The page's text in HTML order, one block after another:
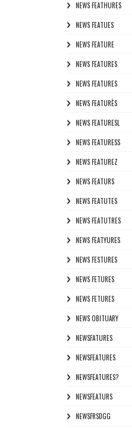
NEWS FEATHURES
NEWS FEATUES
NEWS FEATURE
NEWS FEATURES
NEWS FEATURES
NEWS FEATURÈS
NEWS FEATURESL
NEWS FEATURESS
NEWS FEATUREZ
NEWS FEATURS
NEWS FEATUTES
NEWS FEATUTRES
NEWS FEATYURES
NEWS FESTURES
NEWS FETURES
NEWS FETURES
NEWS OBITUARY
NEWSFATURES
NEWSFEATURES
NEWSFEATURES?
NEWSFEATURS
NEWSFRSDGG